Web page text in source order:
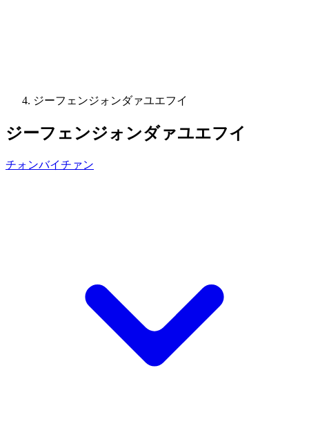
ジーフェンジォンダァユエフイ
ジーフェンジォンダァユエフイ
チォンバイチァン